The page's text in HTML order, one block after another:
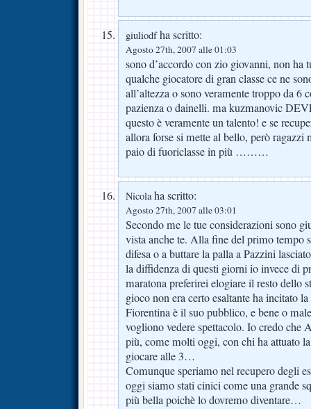
giuliodfha scritto:
Agosto 27th, 2007 alle 01:03
sono d’accordo con zio giovanni, non ha
qualche giocatore di gran classe ce ne
all’altezza o sono veramente troppo da 6
pazienza o dainelli. ma kuzmanovic
questo è veramente un talento! e se
allora forse si mette al bello, però ragazzi
paio di fuoriclasse in più ………
Nicolaha scritto:
Agosto 27th, 2007 alle 03:01
Secondo me le tue considerazioni sono
vista anche te. Alla fine del primo tempo
difesa o a buttare la palla a Pazzini
la diffidenza di questi giorni io invece di
maratona preferirei elogiare il resto dello
gioco non era certo esaltante ha incitato
Fiorentina è il suo pubblico, e bene o
vogliono vedere spettacolo. Io credo che
più, come molti oggi, con chi ha attuato
giocare alle 3…
Comunque speriamo nel recupero degli
oggi siamo stati cinici come una grande
più bella poichè lo dovremo diventare…